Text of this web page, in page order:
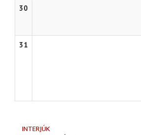
30
31
INTERJÚK